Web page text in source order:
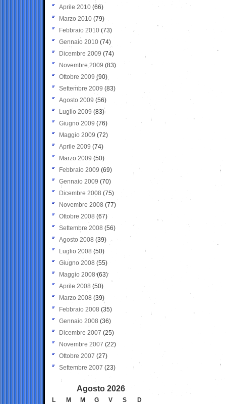
Aprile 2010 (66)
Marzo 2010 (79)
Febbraio 2010 (73)
Gennaio 2010 (74)
Dicembre 2009 (74)
Novembre 2009 (83)
Ottobre 2009 (90)
Settembre 2009 (83)
Agosto 2009 (56)
Luglio 2009 (83)
Giugno 2009 (76)
Maggio 2009 (72)
Aprile 2009 (74)
Marzo 2009 (50)
Febbraio 2009 (69)
Gennaio 2009 (70)
Dicembre 2008 (75)
Novembre 2008 (77)
Ottobre 2008 (67)
Settembre 2008 (56)
Agosto 2008 (39)
Luglio 2008 (50)
Giugno 2008 (55)
Maggio 2008(63)
Aprile 2008 (50)
Marzo 2008 (39)
Febbraio 2008 (35)
Gennaio 2008 (36)
Dicembre 2007 (25)
Novembre 2007 (22)
Ottobre 2007 (27)
Settembre 2007 (23)
Agosto 2026
L M M G V S
D